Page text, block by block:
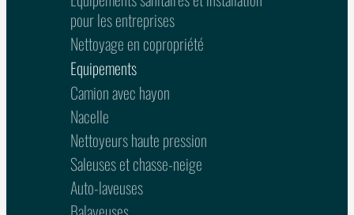
pour les entreprises
Nettoyage en copropriété
Equipements
Camion avec hayon
Nacelle
Nettoyeurs haute pression
Saleuses et chasse-neige
Auto-laveuses